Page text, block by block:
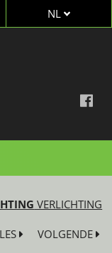
NL
VERLICHTING
VOLGENDE